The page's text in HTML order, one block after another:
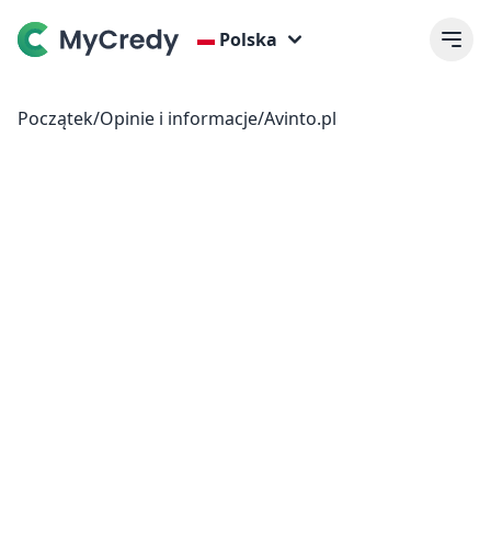
Polska
Początek/Opinie i informacje/Avinto.pl